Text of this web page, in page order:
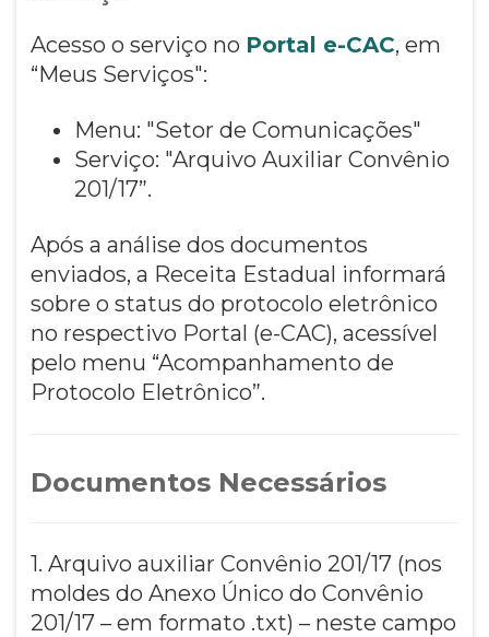
Acesso o serviço no Portal e-CAC, em
“Meus Serviços":
Menu: "Setor de Comunicações"
Serviço: "Arquivo Auxiliar Convênio
201/17”.
Após a análise dos documentos
enviados, a Receita Estadual informará
sobre o status do protocolo eletrônico
no respectivo Portal (e-CAC), acessível
pelo menu “Acompanhamento de
Protocolo Eletrônico”.
Documentos Necessários
1. Arquivo auxiliar Convênio 201/17 (nos
moldes do Anexo Único do Convênio
201/17 – em formato .txt) – neste campo